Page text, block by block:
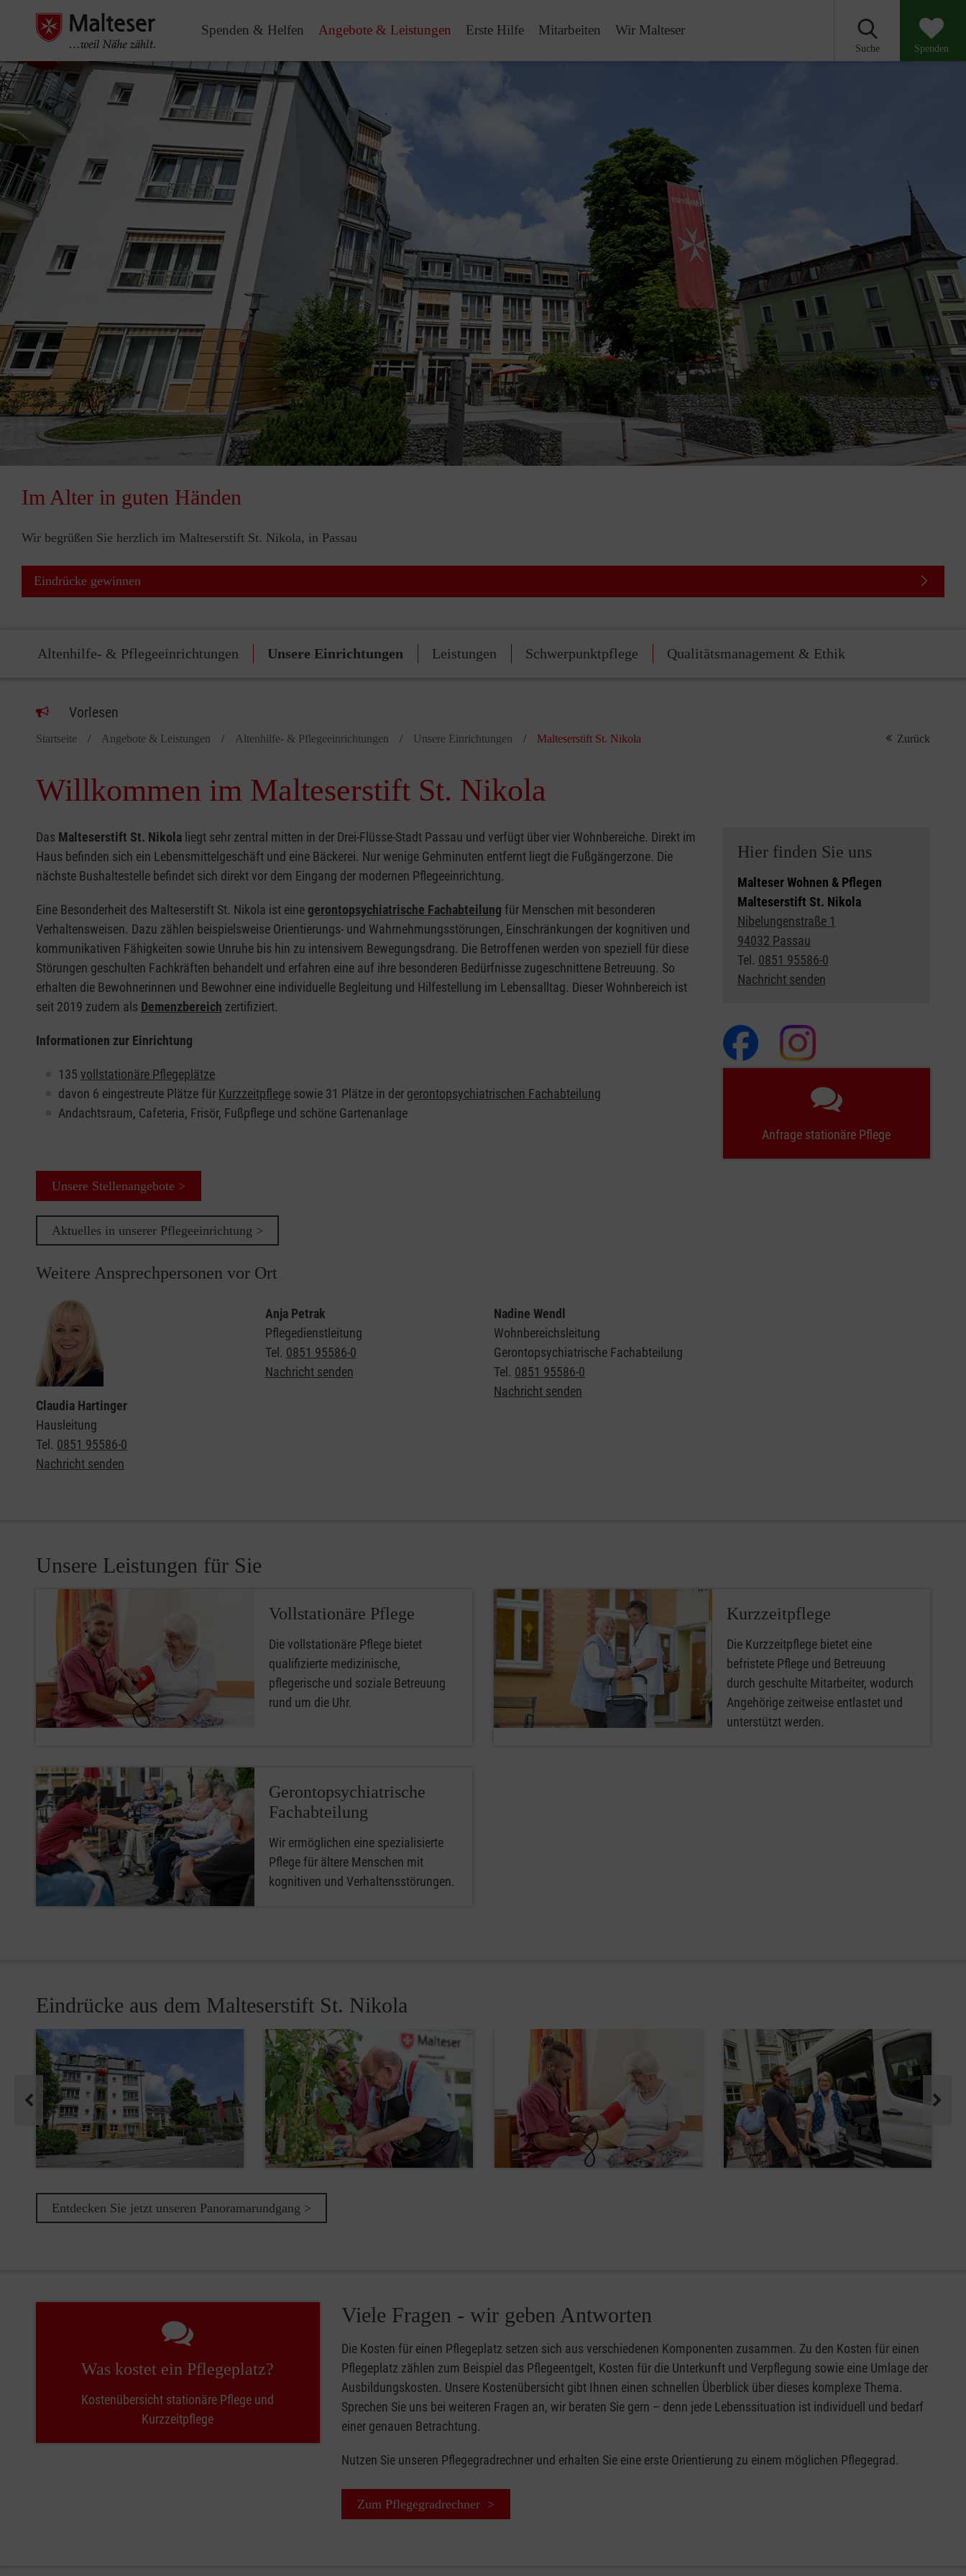
Spenden & Helfen Angebote & Leistungen Erste Hilfe Mitarbeiten Wir Malteser
Suche Spenden
Im Alter in guten Händen
Wir begrüßen Sie herzlich im Malteserstift St. Nikola, in Passau
Eindrücke gewinnen
Altenhilfe- & Pflegeeinrichtungen Unsere Einrichtungen Leistungen Schwerpunktpflege Qualitätsmanagement & Ethik
Vorlesen
Startseite Angebote & Leistungen Altenhilfe- & Pflegeeinrichtungen Unsere Einrichtungen Malteserstift St. Nikola Zurück
Willkommen im Malteserstift St. Nikola
Das Malteserstift St. Nikola liegt sehr zentral mitten in der Drei-Flüsse-Stadt Passau und verfügt über vier Wohnbereiche. Direkt im
Haus befinden sich ein Lebensmittelgeschäft und eine Bäckerei. Nur wenige Gehminuten entfernt liegt die Fußgängerzone. Die
nächste Bushaltestelle befindet sich direkt vor dem Eingang der modernen Pflegeeinrichtung.
Eine Besonderheit des Malteserstift St. Nikola ist eine gerontopsychiatrische Fachabteilung für Menschen mit besonderen
Verhaltensweisen. Dazu zählen beispielsweise Orientierungs- und Wahrnehmungsstörungen, Einschränkungen der kognitiven und
kommunikativen Fähigkeiten sowie Unruhe bis hin zu intensivem Bewegungsdrang. Die Betroffenen werden von speziell für diese
Störungen geschulten Fachkräften behandelt und erfahren eine auf ihre besonderen Bedürfnisse zugeschnittene Betreuung. So
erhalten die Bewohnerinnen und Bewohner eine individuelle Begleitung und Hilfestellung im Lebensalltag. Dieser Wohnbereich ist
seit 2019 zudem als Demenzbereich zertifiziert.
Informationen zur Einrichtung
135 vollstationäre Pflegeplätze
davon 6 eingestreute Plätze für Kurzzeitpflege sowie 31 Plätze in der gerontopsychiatrischen Fachabteilung
Andachtsraum, Cafeteria, Frisör, Fußpflege und schöne Gartenanlage
Unsere Stellenangebote >
Aktuelles in unserer Pflegeeinrichtung >
Hier finden Sie uns
Malteser Wohnen & Pflegen
Malteserstift St. Nikola
Nibelungenstraße 1
94032 Passau
Tel. 0851 95586-0
Nachricht senden
Anfrage stationäre Pflege
Weitere Ansprechpersonen vor Ort
Claudia Hartinger
Hausleitung
Tel. 0851 95586-0
Nachricht senden
Anja Petrak
Pflegedienstleitung
Tel. 0851 95586-0
Nachricht senden
Nadine Wendl
Wohnbereichsleitung
Gerontopsychiatrische Fachabteilung
Tel. 0851 95586-0
Nachricht senden
Unsere Leistungen für Sie
Vollstationäre Pflege
Die vollstationäre Pflege bietet
qualifizierte medizinische,
pflegerische und soziale Betreuung
rund um die Uhr.
Kurzzeitpflege
Die Kurzzeitpflege bietet eine
befristete Pflege und Betreuung
durch geschulte Mitarbeiter, wodurch
Angehörige zeitweise entlastet und
unterstützt werden.
Gerontopsychiatrische
Fachabteilung
Wir ermöglichen eine spezialisierte
Pflege für ältere Menschen mit
kognitiven und Verhaltensstörungen.
Eindrücke aus dem Malteserstift St. Nikola
Pause
Entdecken Sie jetzt unseren Panoramarundgang >
Was kostet ein Pflegeplatz?
Kostenübersicht stationäre Pflege und
Kurzzeitpflege
Viele Fragen - wir geben Antworten
Die Kosten für einen Pflegeplatz setzen sich aus verschiedenen Komponenten zusammen. Zu den Kosten für einen
Pflegeplatz zählen zum Beispiel das Pflegeentgelt, Kosten für die Unterkunft und Verpflegung sowie eine Umlage der
Ausbildungskosten. Unsere Kostenübersicht gibt Ihnen einen schnellen Überblick über dieses komplexe Thema.
Sprechen Sie uns bei weiteren Fragen an, wir beraten Sie gern – denn jede Lebenssituation ist individuell und bedarf
einer genauen Betrachtung.
Nutzen Sie unseren Pflegegradrechner und erhalten Sie eine erste Orientierung zu einem möglichen Pflegegrad.
Zum Pflegegradrechner >